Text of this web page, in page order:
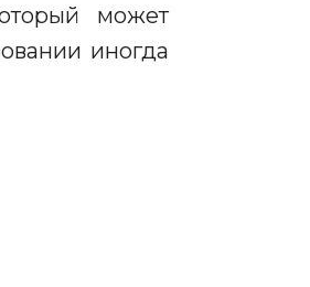
может
иногда